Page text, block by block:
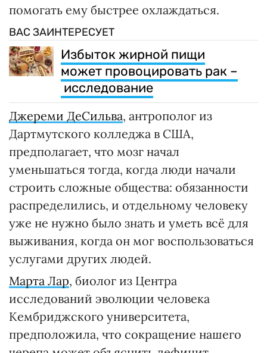
помогать ему быстрее охлаждаться.
ВАС ЗАИНТЕРЕСУЕТ
Избыток жирной пищи
может провоцировать рак –
исследование
Джереми ДеСильва, антрополог из
Дартмутского колледжа в США,
предполагает, что мозг начал
уменьшаться тогда, когда люди начали
строить сложные общества: обязанности
распределились, и отдельному человеку
уже не нужно было знать и уметь всё для
выживания, когда он мог воспользоваться
услугами других людей.
Марта Лар, биолог из Центра
исследований эволюции человека
Кембриджского университета,
предположила, что сокращение нашего